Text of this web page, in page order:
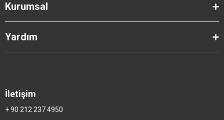
Kurumsal
Yardım
İletişim
+ 90 212 237 4950